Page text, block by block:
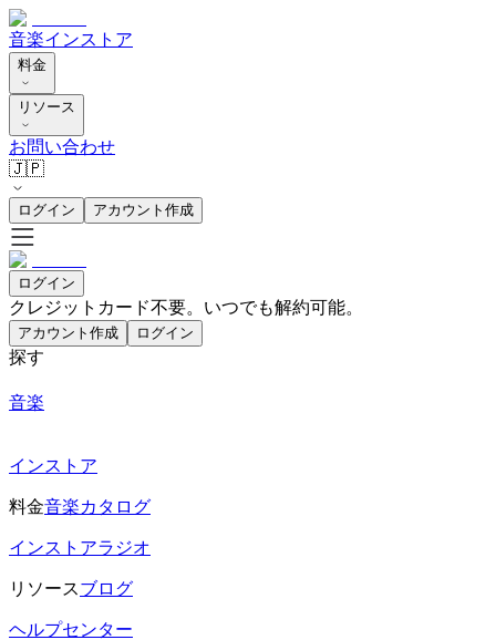
音楽インストア
料金
リソース
お問い合わせ
🇯🇵
ログイン アカウント作成
ログイン
クレジットカード不要。いつでも解約可能。
アカウント作成 ログイン
探す
音楽
インストア
料金音楽カタログ
インストアラジオ
リソースブログ
ヘルプセンター